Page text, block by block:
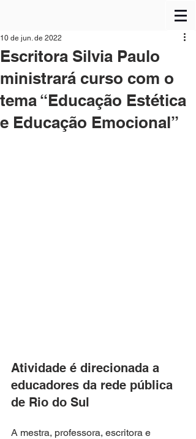
Escritora Silvia Paulo
ministrará curso com o
tema “Educação Estética
e Educação Emocional”
10 de jun. de 2022
Atividade é direcionada a
educadores da rede pública
de Rio do Sul
A mestra, professora, escritora e